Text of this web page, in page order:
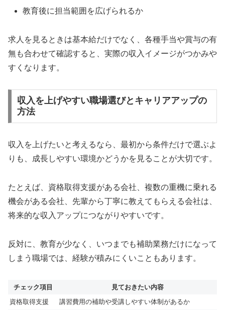
教育後に担当範囲を広げられるか
求人を見るときは基本給だけでなく、各種手当や賞与の有
無も合わせて確認すると、実際の収入イメージがつかみや
すくなります。
収入を上げやすい職場選びとキャリアアップの
方法
収入を上げたいと考えるなら、最初から条件だけで選ぶよ
りも、成長しやすい環境かどうかを見ることが大切です。
たとえば、資格取得支援がある会社、複数の重機に乗れる
機会がある会社、先輩から丁寧に教えてもらえる会社は、
将来的な収入アップにつながりやすいです。
反対に、教育が少なく、いつまでも補助業務だけになって
しまう職場では、経験が積みにくいこともあります。
チェック項目
見ておきたい内容
資格取得支援
講習費用の補助や受講しやすい体制があるか